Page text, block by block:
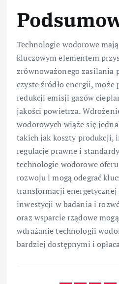
Technologie wodorowe
kluczowym elementem
zrównoważonego zasilania
czyste źródło energii, może
redukcji emisji gazów
jakości powietrza.
wodorowych wiąże się
takich jak koszty produkcji,
regulacje prawne i
technologie wodorowe
rozwoju i mogą odegrać
transformacji energetycznej
inwestycji w badania i
oraz wsparcie rządowe
wdrażanie technologii
bardziej dostępnymi i